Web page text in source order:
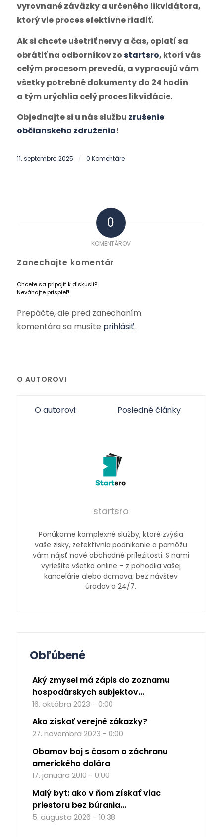
vyrovnané záväzky a určeného likvidátora,
ktorý vie proces efektívne riadiť.
Ak si chcete ušetriť nervy a čas, oplatí sa
obrátiť na odborníkov zostartsro, ktorí vás
celým procesom prevedú, a vypracujú vám
všetky potrebné dokumenty do 24 hodín
a tým urýchlia celý proces likvidácie.
Objednajte si u nás službu zrušenie
občianskeho združenia!
11. septembra 2025 / 0 Komentáre
0
KOMENTÁROV
Zanechajte komentár
Chcete sa pripojiť k diskusii?
Neváhajte prispieť!
Prepáčte, ale pred zanechaním
komentára sa musíte prihlásiť.
O AUTOROVI
O autorovi: Posledné články
startsro
Ponúkame komplexné služby, ktoré zvýšia
vaše zisky, zefektívnia podnikanie a pomôžu
vám nájsť nové obchodné príležitosti. S nami
vyriešite všetko online – z pohodlia vašej
kancelárie alebo domova, bez návštev
úradov a 24/7.
Obľúbené
Aký zmysel má zápis do zoznamu
hospodárskych subjektov...
16. októbra 2023 - 0:00
Ako získať verejné zákazky?
27. novembra 2023 - 0:00
Obamov boj s časom o záchranu
amerického dolára
17. januára 2010 - 0:00
Malý byt: ako v ňom získať viac
priestoru bez búrania...
5. augusta 2026 - 10:38